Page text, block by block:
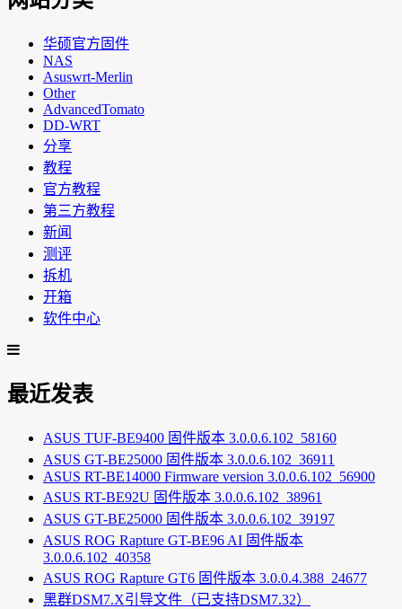
华硕官方固件
NAS
Asuswrt-Merlin
Other
AdvancedTomato
DD-WRT
分享
教程
官方教程
第三方教程
新闻
测评
拆机
开箱
软件中心
最近发表
ASUS TUF-BE9400 固件版本 3.0.0.6.102_58160
ASUS GT-BE25000 固件版本 3.0.0.6.102_36911
ASUS RT-BE14000 Firmware version 3.0.0.6.102_56900
ASUS RT-BE92U 固件版本 3.0.0.6.102_38961
ASUS GT-BE25000 固件版本 3.0.0.6.102_39197
ASUS ROG Rapture GT-BE96 AI 固件版本
3.0.0.6.102_40358
ASUS ROG Rapture GT6 固件版本 3.0.0.4.388_24677
黑群DSM7.X引导文件（已支持DSM7.32）